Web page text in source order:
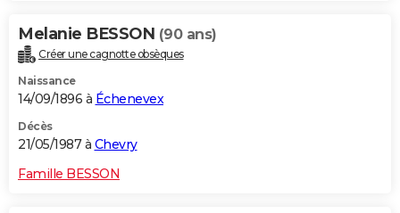
Melanie BESSON (90 ans)
Créer une cagnotte obsèques
Naissance
14/09/1896 à Échenevex
Décès
21/05/1987 à Chevry
Famille BESSON